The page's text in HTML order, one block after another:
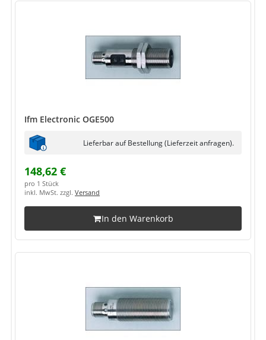
Ifm Electronic OGE500
Lieferbar auf Bestellung (Lieferzeit anfragen).
148,62 €
pro 1 Stück
inkl. MwSt. zzgl. Versand
In den Warenkorb